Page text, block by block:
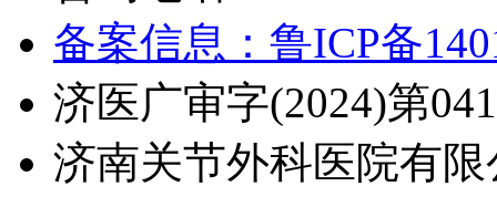
备案信息：鲁ICP备
济医广审字(2024)第
济南关节外科医院有